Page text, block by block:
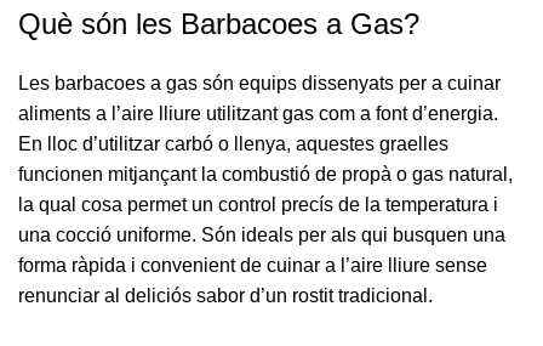
Què són les Barbacoes a Gas?
Les barbacoes a gas són equips dissenyats per a cuinar
aliments a l’aire lliure utilitzant gas com a font d’energia.
En lloc d’utilitzar carbó o llenya, aquestes graelles
funcionen mitjançant la combustió de propà o gas natural,
la qual cosa permet un control precís de la temperatura i
una cocció uniforme. Són ideals per als qui busquen una
forma ràpida i convenient de cuinar a l’aire lliure sense
renunciar al deliciós sabor d’un rostit tradicional.